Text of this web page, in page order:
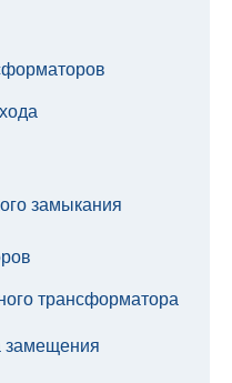
замыкания
трансформатора
замещения